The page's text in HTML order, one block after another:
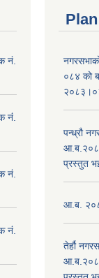
नं.
नं.
नं.
नं.
०८४ को
पन्ध्रौ
प्रस्तुत
आ.ब.
तेर्हौ